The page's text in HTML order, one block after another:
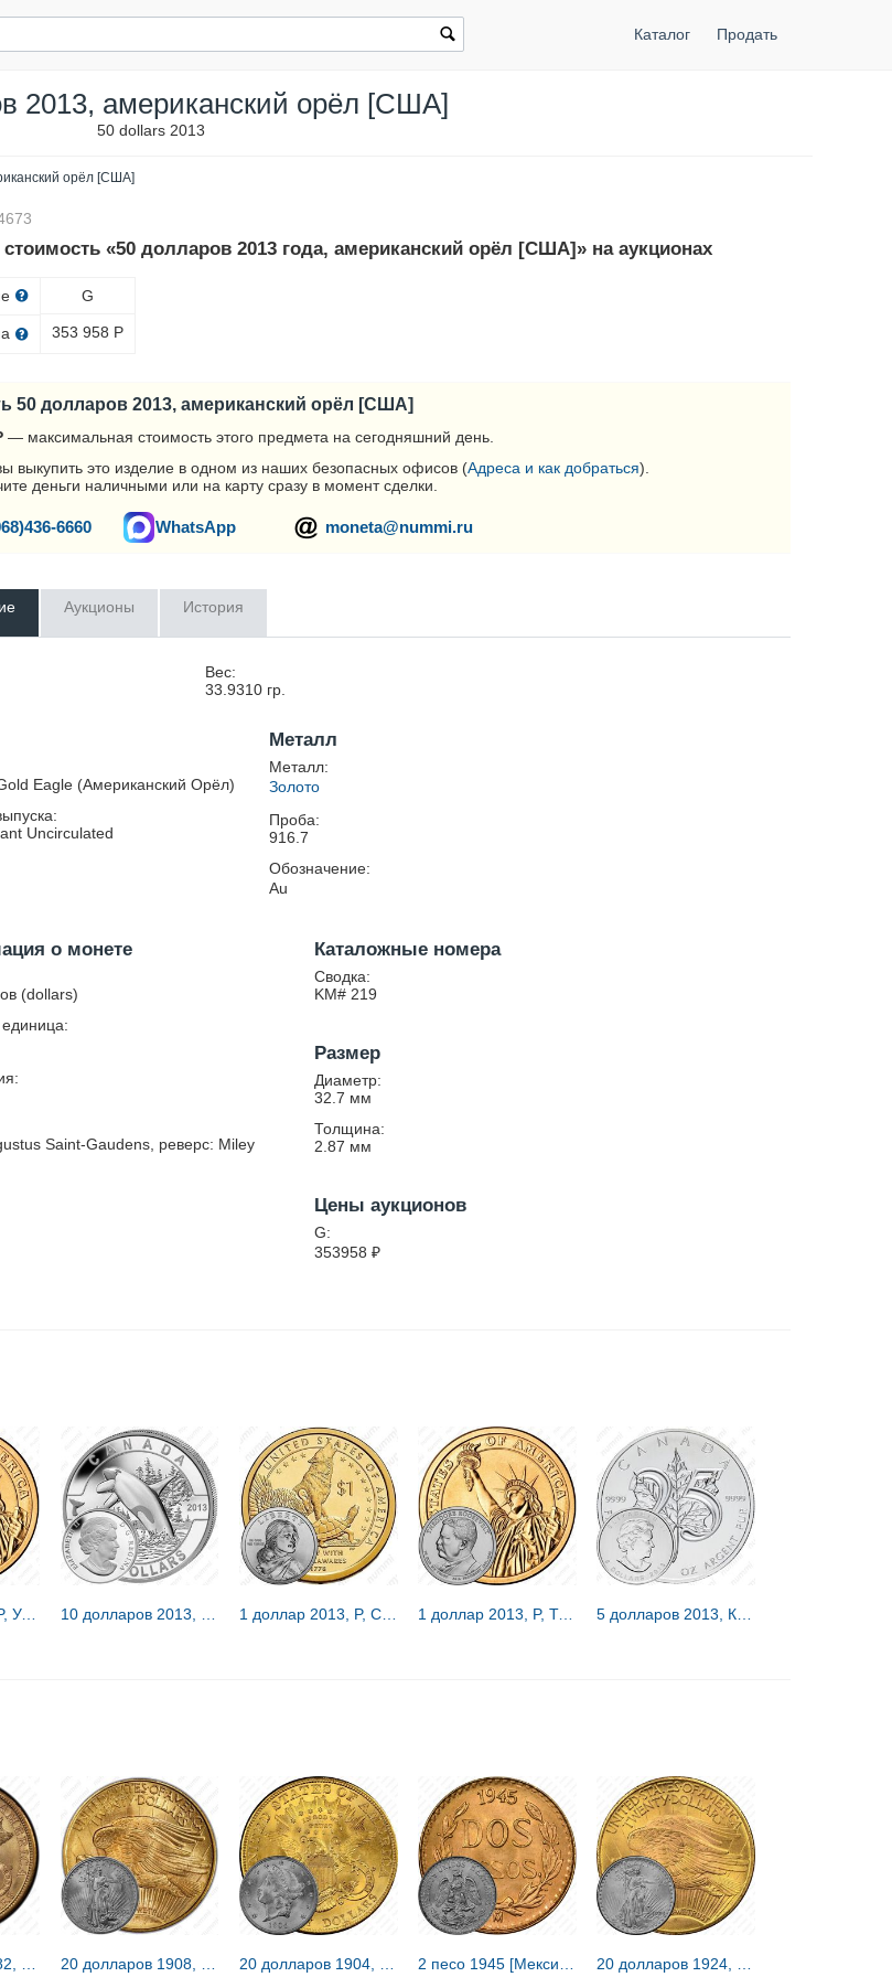
Каталог Продать
2013, американский орёл [США]
50 dollars 2013
орёл [США]
«50 долларов 2013 года, американский орёл [США]» на аукционах
G
353 958 Р
50 долларов 2013, американский орёл [США]
— максимальная стоимость этого предмета на сегодняшний день.
выкупить это изделие в одном из наших безопасных офисов (Адреса и как добраться).
деньги наличными или на карту сразу в момент сделки.
6660 WhatsApp moneta@nummi.ru
Аукционы История
Вес:
33.9310гр.
Eagle (Американский Орёл)
Uncirculated
Металл
Металл:
Золото
Проба:
916.7
Обозначение:
Au
о монете
(dollars)
Saint-Gaudens, реверс: Miley
Каталожные номера
Сводка:
KM# 219
Размер
Диаметр:
32.7 мм
Толщина:
2.87 мм
Цены аукционов
G:
353958 ₽
1 доллар 2013, P, Уильям Мак-Кинли [США] 1 доллар 2013, P, Сакагавея [США] 1 доллар 2013, P, Теодор Рузвельт [США]